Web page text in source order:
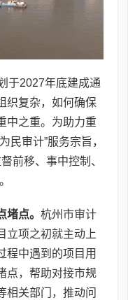
于2027年底建成通
织复杂，如何确保
中之重。为助力重
民审计”服务宗旨，
前移、事中控制、
点。 杭州市审计
立项之初就主动上
程中遇到的项目用
点，帮助对接市规
相关部门，推动问